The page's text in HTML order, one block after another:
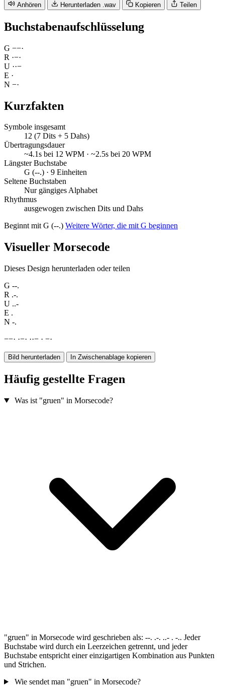
Anhören Herunterladen .wav Kopieren Teilen
Buchstabenaufschlüsselung
G −−·
R ·−·
U ··−
E ·
N −·
Kurzfakten
Symbole insgesamt
12 (7 Dits + 5 Dahs)
Übertragungsdauer
~4.1s bei 12 WPM · ~2.5s bei 20 WPM
Längster Buchstabe
G (--.) · 9 Einheiten
Seltene Buchstaben
Nur gängiges Alphabet
Rhythmus
ausgewogen zwischen Dits und Dahs
Beginnt mit G (--.) Weitere Wörter, die mit G beginnen
Visueller Morsecode
Dieses Design herunterladen oder teilen
G --.
R .-.
U ..-
E .
N -.
−−· ·−· ··− · −·
Bild herunterladen In Zwischenablage kopieren
Häufig gestellte Fragen
Was ist "gruen" in Morsecode?
"gruen" in Morsecode wird geschrieben als: --. .-. ..- . -.. Jeder
Buchstabe wird durch ein Leerzeichen getrennt, und jeder
Buchstabe entspricht einer einzigartigen Kombination aus Punkten
und Strichen.
Wie sendet man "gruen" in Morsecode?